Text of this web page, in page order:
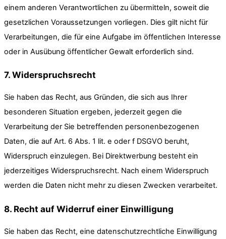
einem anderen Verantwortlichen zu übermitteln, soweit die
gesetzlichen Voraussetzungen vorliegen. Dies gilt nicht für
Verarbeitungen, die für eine Aufgabe im öffentlichen Interesse
oder in Ausübung öffentlicher Gewalt erforderlich sind.
7. Widerspruchsrecht
Sie haben das Recht, aus Gründen, die sich aus Ihrer
besonderen Situation ergeben, jederzeit gegen die
Verarbeitung der Sie betreffenden personenbezogenen
Daten, die auf Art. 6 Abs. 1 lit. e oder f DSGVO beruht,
Widerspruch einzulegen. Bei Direktwerbung besteht ein
jederzeitiges Widerspruchsrecht. Nach einem Widerspruch
werden die Daten nicht mehr zu diesen Zwecken verarbeitet.
8. Recht auf Widerruf einer Einwilligung
Sie haben das Recht, eine datenschutzrechtliche Einwilligung